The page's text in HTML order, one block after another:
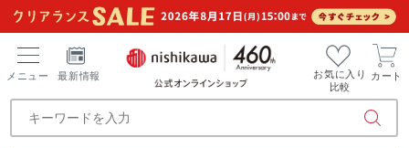
メニュー 最新情報
お気に入り
比較
カート